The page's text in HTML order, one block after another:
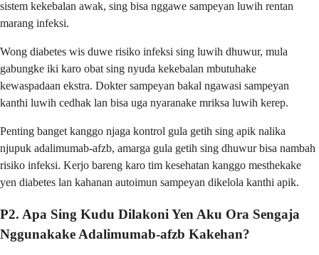
sistem kekebalan awak, sing bisa nggawe sampeyan luwih rentan
marang infeksi.
Wong diabetes wis duwe risiko infeksi sing luwih dhuwur, mula
gabungke iki karo obat sing nyuda kekebalan mbutuhake
kewaspadaan ekstra. Dokter sampeyan bakal ngawasi sampeyan
kanthi luwih cedhak lan bisa uga nyaranake mriksa luwih kerep.
Penting banget kanggo njaga kontrol gula getih sing apik nalika
njupuk adalimumab-afzb, amarga gula getih sing dhuwur bisa nambah
risiko infeksi. Kerjo bareng karo tim kesehatan kanggo mesthekake
yen diabetes lan kahanan autoimun sampeyan dikelola kanthi apik.
P2. Apa Sing Kudu Dilakoni Yen Aku Ora Sengaja
Nggunakake Adalimumab-afzb Kakehan?